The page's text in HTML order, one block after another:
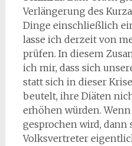
Verlängerung des
Dinge einschließlich
lasse ich derzeit von
prüfen. In diesem
ich mir, dass sich
statt sich in dieser
beutelt, ihre Diäten
erhöhen würden.
gesprochen wird, dann
Volksvertreter